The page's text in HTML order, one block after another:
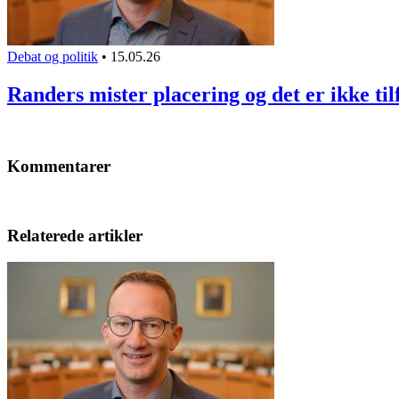
Debat og politik • 15.05.26
Randers mister placering og det er ikke
Kommentarer
Relaterede artikler